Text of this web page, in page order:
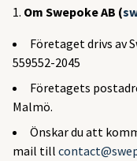
Om Swepoke AB (
Företaget drivs av
559552-2045
Företagets
Malmö.
Önskar du att
mail till